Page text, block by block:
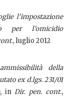
l'impostazione
per l'omicidio
., luglio 2012
della
ex d.lgs. 231/01
, inDir. pen. cont.,